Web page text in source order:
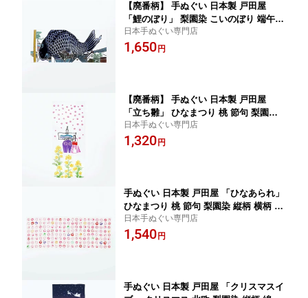
【廃番柄】 手ぬぐい 日本製 戸田屋
「鯉のぼり」 梨園染 こいのぼり 端午
節句 横柄 綿 晒 さらし 注染 手ぬぐい サ
イズ タペストリー インテリア 飾る 土
日本手ぬぐい専門店
1,650 円
【廃番柄】 手ぬぐい 日本製 戸田屋
「立ち雛」 ひなまつり 桃 節句 梨園染
縦柄 綿 晒 注染 サイズ タペストリー イ
ンテリア 飾る 土産 ギフト プレゼント
日本手ぬぐい専門店
1,320 円
手ぬぐい 日本製 戸田屋 「ひなあられ」
ひなまつり 桃 節句 梨園染 縦柄 横柄 綿
晒 注染 サイズ タペストリー インテリ
ア 飾る 土産 ギフト プレゼント 染 和 柄
日本手ぬぐい専門店
1,540 円
手ぬぐい 日本製 戸田屋 「クリスマスイ